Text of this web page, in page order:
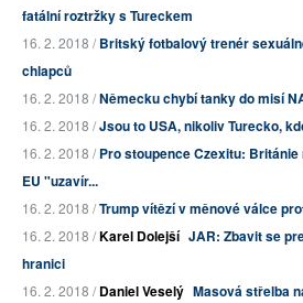
fatální roztržky s Tureckem
16. 2. 2018 /Britský fotbalový trenér
chlapců
16. 2. 2018 /Německu chybí tanky do misí
16. 2. 2018 /Jsou to USA, nikoliv Turecko,
16. 2. 2018 /Pro stoupence Czexitu:
EU "uzavír...
16. 2. 2018 /Trump vítězí v měnové válce
16. 2. 2018 /Karel Dolejší JAR: Zbavit se
hranici
16. 2. 2018 /Daniel Veselý Masová střelba